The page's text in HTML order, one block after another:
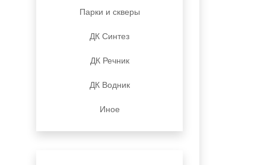
Парки и скверы
ДК Синтез
ДК Речник
ДК Водник
Иное